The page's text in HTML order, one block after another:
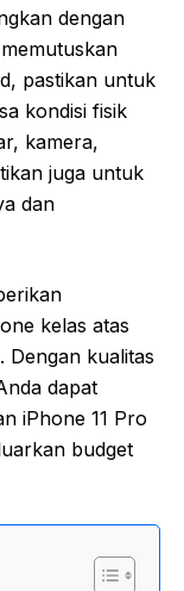
dengan
pastikan untuk
kondisi fisik
kamera,
juga untuk
dan
kelas atas
Dengan kualitas
dapat
iPhone 11 Pro
budget